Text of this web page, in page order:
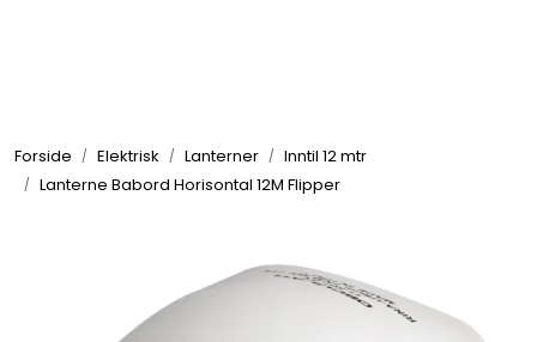
Forside Elektrisk Lanterner
Inntil 12 mtr
Lanterne Babord Horisontal 12M Flipper
Elektrisk
Komfort